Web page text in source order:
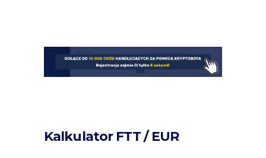
Kalkulator FTT / EUR